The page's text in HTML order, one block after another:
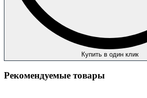
Купить в один клик
Рекомендуемые товары